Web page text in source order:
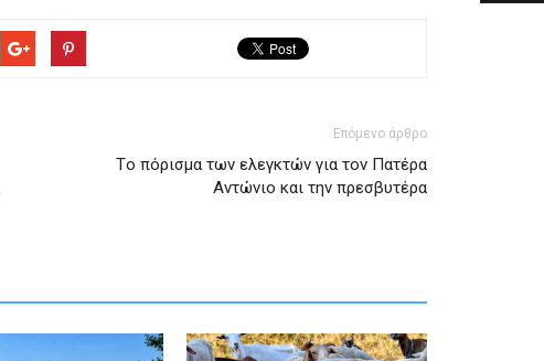
Επόμενο άρθρο
Tο πόρισμα των ελεγκτών για τον Πατέρα
Αντώνιο και την πρεσβυτέρα